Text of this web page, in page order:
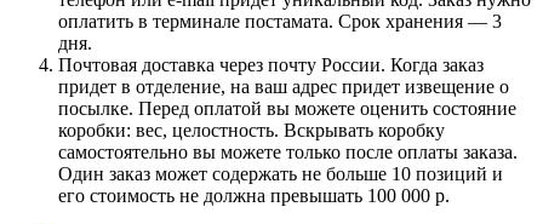
оплатить в терминале постамата. Срок хранения — 3
дня.
Почтовая доставка через почту России. Когда заказ
придет в отделение, на ваш адрес придет извещение о
посылке. Перед оплатой вы можете оценить состояние
коробки: вес, целостность. Вскрывать коробку
самостоятельно вы можете только после оплаты заказа.
Один заказ может содержать не больше 10 позиций и
его стоимость не должна превышать 100 000 р.